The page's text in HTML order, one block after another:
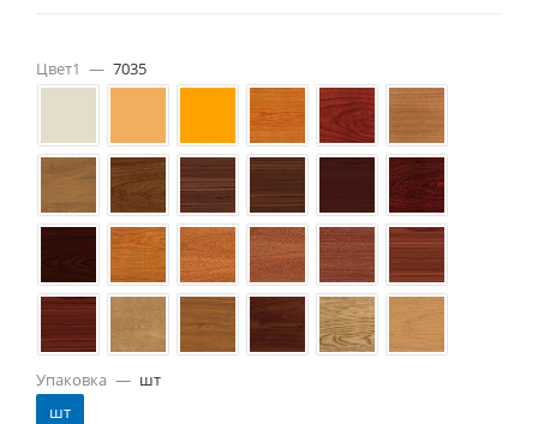
Цвет1 — 7035
Упаковка — шт
шт